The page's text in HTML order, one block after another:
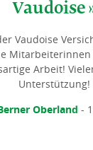
Vaudoise
Vaudoise
Arbeit!
Unterstützung!
Oberland -